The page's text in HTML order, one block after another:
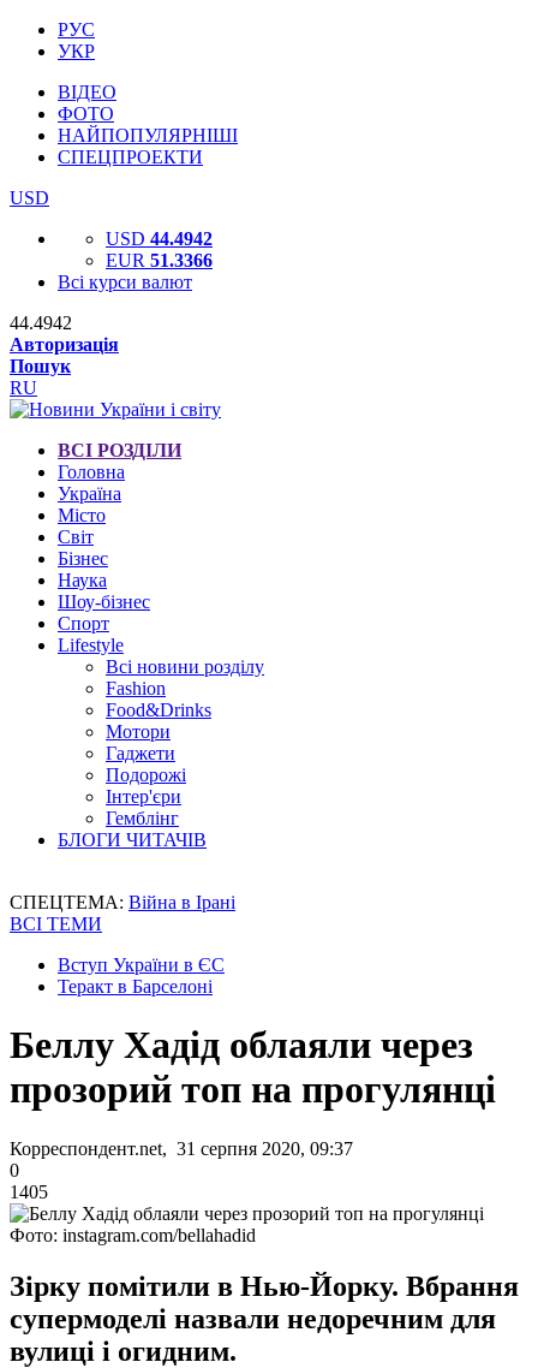
РУС
УКР
ВІДЕО
ФОТО
НАЙПОПУЛЯРНІШІ
СПЕЦПРОЕКТИ
USD
USD 44.4942
EUR 51.3366
Всі курси валют
44.4942
Авторизація
Пошук
RU
ВСІ РОЗДІЛИ
Головна
Україна
Місто
Світ
Бізнес
Наука
Шоу-бізнес
Спорт
Lifestyle
Всі новини розділу
Fashion
Food&Drinks
Мотори
Гаджети
Подорожі
Інтер'єри
Гемблінг
БЛОГИ ЧИТАЧІВ
СПЕЦТЕМА: Війна в Ірані
ВСІ ТЕМИ
Вступ України в ЄС
Теракт в Барселоні
Беллу Хадід облаяли через
прозорий топ на прогулянці
Корреспондент.net, 31 серпня 2020, 09:37
0
1405
Фото: instagram.com/bellahadid
Зірку помітили в Нью-Йорку. Вбрання
супермоделі назвали недоречним для
вулиці і огидним.